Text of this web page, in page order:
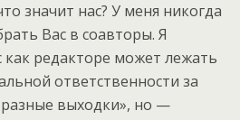
значит нас? У меня никогда
Вас в соавторы. Я
редакторе может лежать
ответственности за
выходки», но —